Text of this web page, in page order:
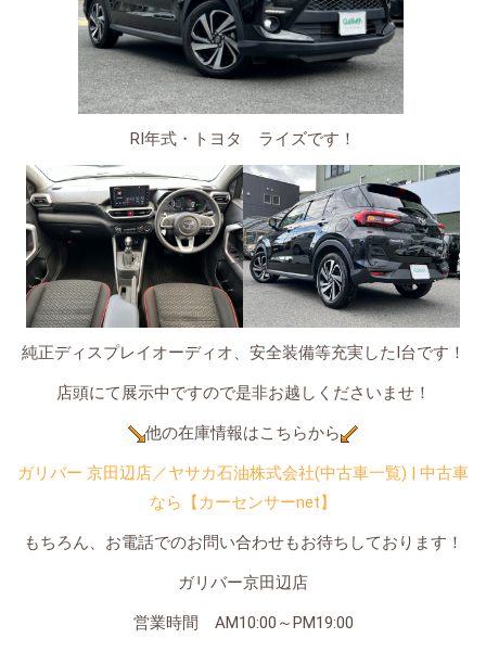
RⅠ年式・トヨタ ライズです！
純正ディスプレイオーディオ、安全装備等充実したⅠ台です！
店頭にて展示中ですので是非お越しくださいませ！
他の在庫情報はこちらから
ガリバー 京田辺店／ヤサカ石油株式会社(中古車一覧) | 中古車
なら【カーセンサーnet】
もちろん、お電話でのお問い合わせもお待ちしております！
ガリバー京田辺店
営業時間 AM10:00～PM19:00